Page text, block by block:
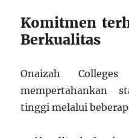
Komitmen
Berkualitas
Onaizah
mempertahankan
tinggi melalui